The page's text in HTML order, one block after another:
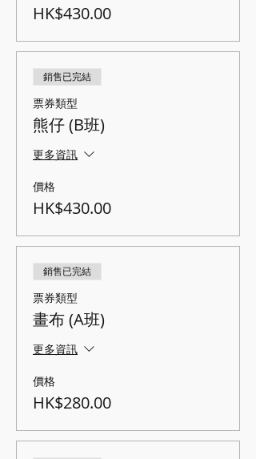
HK$430.00
銷售已完結
票券類型
熊仔 (B班)
更多資訊
價格
HK$430.00
銷售已完結
票券類型
畫布 (A班)
更多資訊
價格
HK$280.00